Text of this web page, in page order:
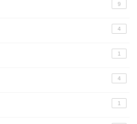
9
4
1
4
1